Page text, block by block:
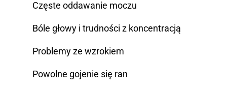
Częste oddawanie moczu
Bóle głowy i trudności z koncentracją
Problemy ze wzrokiem
Powolne gojenie się ran